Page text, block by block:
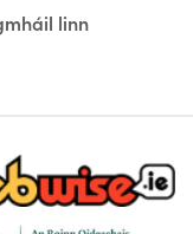
linn
cuairt ar
logo-sticky